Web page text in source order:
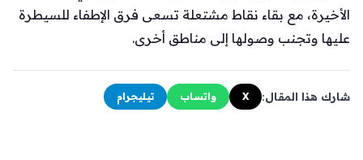
الأخيرة، مع بقاء نقاط مشتعلة تسعى فرق الإطفاء للسيطرة
عليها وتجنب وصولها إلى مناطق أخرى.
شارك هذا المقال: X واتساب تيليجرام